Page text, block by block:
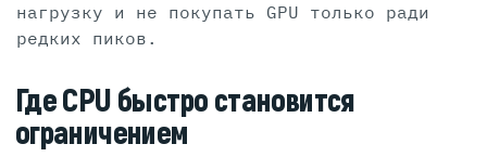
нагрузку и не покупать GPU только ради
редких пиков.
Где CPU быстро становится
ограничением